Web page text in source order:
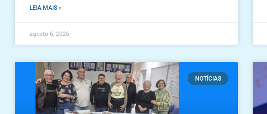
LEIA MAIS »
agosto 6, 2026
NOTÍCIAS